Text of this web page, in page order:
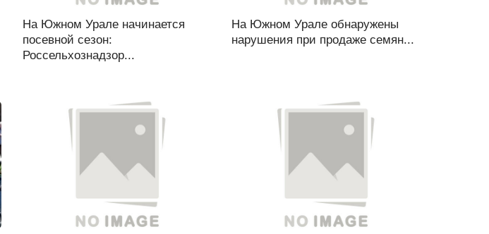
На Южном Урале начинается
посевной сезон:
Россельхознадзор...
На Южном Урале обнаружены
нарушения при продаже семян...